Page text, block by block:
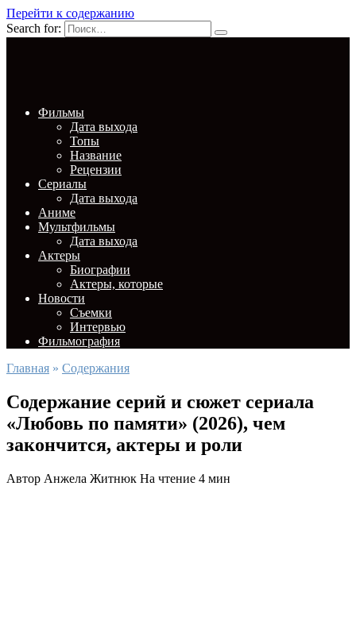
Перейти к содержанию
Search for:
Фильмы
Дата выхода
Топы
Название
Рецензии
Сериалы
Дата выхода
Аниме
Мультфильмы
Дата выхода
Актеры
Биографии
Актеры, которые
Новости
Съемки
Интервью
Фильмография
Главная » Содержания
Содержание серий и сюжет сериала
«Любовь по памяти» (2026), чем
закончится, актеры и роли
Автор Анжела Житнюк На чтение 4 мин